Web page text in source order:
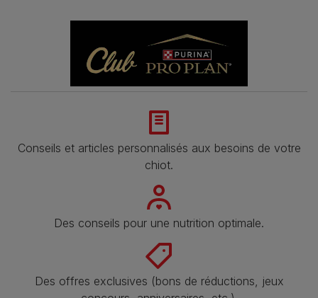
Conseils et articles personnalisés aux besoins de votre
chiot.
Des conseils pour une nutrition optimale.
Des offres exclusives (bons de réductions, jeux